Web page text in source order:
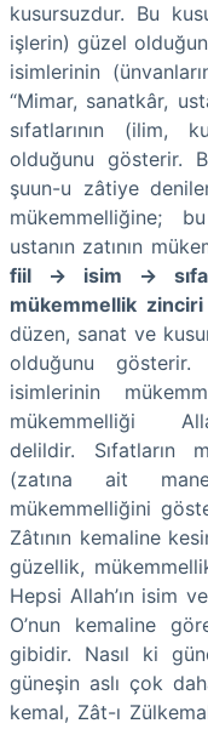
kusursuzdur. Bu
işlerin) güzel
isimlerinin
“Mimar, sanatkâr,
sıfatlarının (ilim,
olduğunu gösterir.
şuun-u zâtiye
mükemmelliğine;
ustanın zatının
fiil → isim →
mükemmellik
düzen, sanat ve
olduğunu gösterir.
isimlerinin
mükemmelliği
delildir. Sıfatların
(zatına ait
mükemmelliğini
Zâtının kemaline
güzellik,
Hepsi Allah’ın isim
O’nun kemaline
gibidir. Nasıl ki
güneşin aslı çok
kemal, Zât-ı